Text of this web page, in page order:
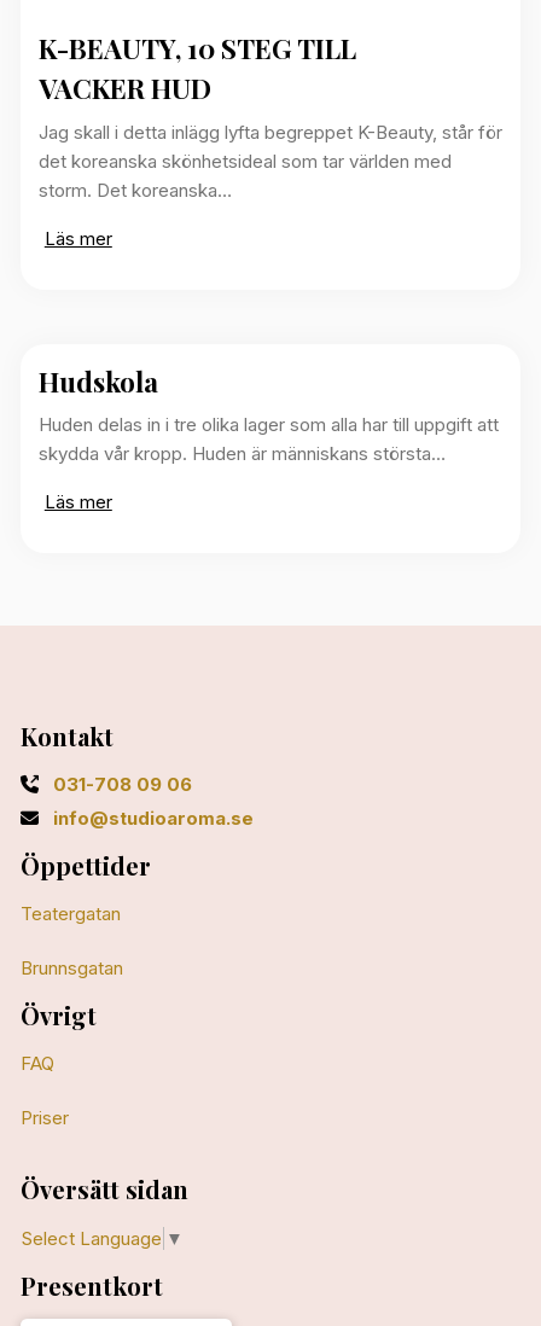
K-BEAUTY, 10 STEG TILL
VACKER HUD
Jag skall i detta inlägg lyfta begreppet K-Beauty, står för
det koreanska skönhetsideal som tar världen med
storm. Det koreanska…
Läs mer
Hudskola
Huden delas in i tre olika lager som alla har till uppgift att
skydda vår kropp. Huden är människans största…
Läs mer
Kontakt
031-708 09 06
info@studioaroma.se
Öppettider
Teatergatan
Brunnsgatan
Övrigt
FAQ
Priser
Översätt sidan
Select Language ▼
Presentkort